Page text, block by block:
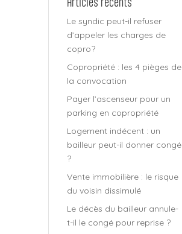
articles
Le syndic peut-il refuser
d’appeler les charges de
copro?
Copropriété : les 4 pièges de
la convocation
Payer l’ascenseur pour un
parking en copropriété
Logement indécent : un
bailleur peut-il donner congé
?
Vente immobilière : le risque
du voisin dissimulé
Le décès du bailleur annule-
t-il le congé pour reprise ?